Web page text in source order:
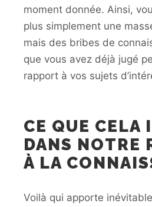
moment donnée. Ainsi,
plus simplement une
mais des bribes de
que vous avez déjà jugé
rapport à vos sujets
CE QUE CELA
DANS NOTRE
À LA
Voilà qui apporte